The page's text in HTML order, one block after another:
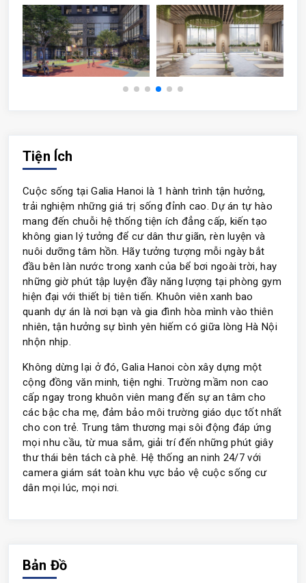
Tiện Ích
Cuộc sống tại Galia Hanoi là 1 hành trình tận hưởng,
trải nghiệm những giá trị sống đỉnh cao. Dự án tự hào
mang đến chuỗi hệ thống tiện ích đẳng cấp, kiến tạo
không gian lý tưởng để cư dân thư giãn, rèn luyện và
nuôi dưỡng tâm hồn. Hãy tưởng tượng mỗi ngày bắt
đầu bên làn nước trong xanh của bể bơi ngoài trời, hay
những giờ phút tập luyện đầy năng lượng tại phòng gym
hiện đại với thiết bị tiên tiến. Khuôn viên xanh bao
quanh dự án là nơi bạn và gia đình hòa mình vào thiên
nhiên, tận hưởng sự bình yên hiếm có giữa lòng Hà Nội
nhộn nhịp.
Không dừng lại ở đó, Galia Hanoi còn xây dựng một
cộng đồng văn minh, tiện nghi. Trường mầm non cao
cấp ngay trong khuôn viên mang đến sự an tâm cho
các bậc cha mẹ, đảm bảo môi trường giáo dục tốt nhất
cho con trẻ. Trung tâm thương mại sôi động đáp ứng
mọi nhu cầu, từ mua sắm, giải trí đến những phút giây
thư thái bên tách cà phê. Hệ thống an ninh 24/7 với
camera giám sát toàn khu vực bảo vệ cuộc sống cư
dân mọi lúc, mọi nơi.
Bản Đồ